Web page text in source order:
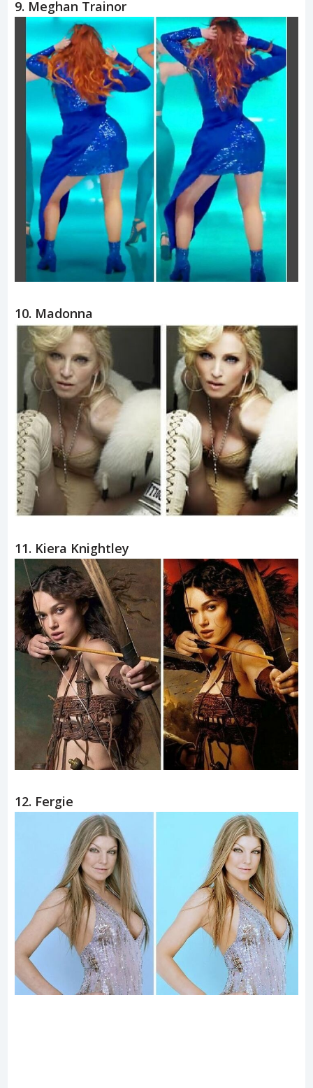
8. Beyoncé
9. Meghan Trainor
10. Madonna
11. Kiera Knightley
12. Fergie